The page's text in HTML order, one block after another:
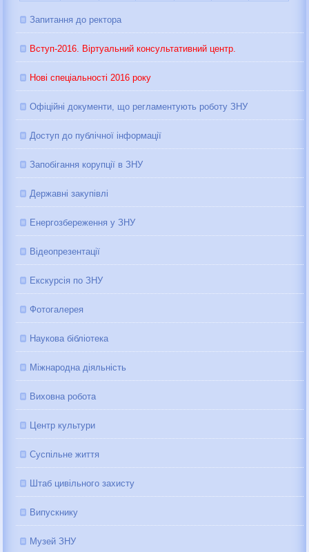
Запитання до ректора
Вступ-2016. Віртуальний консультативний центр.
Нові спеціальності 2016 року
Офіційні документи, що регламентують роботу ЗНУ
Доступ до публічної інформації
Запобігання корупції в ЗНУ
Державні закупівлі
Енергозбереження у ЗНУ
Відеопрезентації
Екскурсія по ЗНУ
Фотогалерея
Наукова бібліотека
Міжнародна діяльність
Виховна робота
Центр культури
Суспільне життя
Штаб цивільного захисту
Випускнику
Музей ЗНУ